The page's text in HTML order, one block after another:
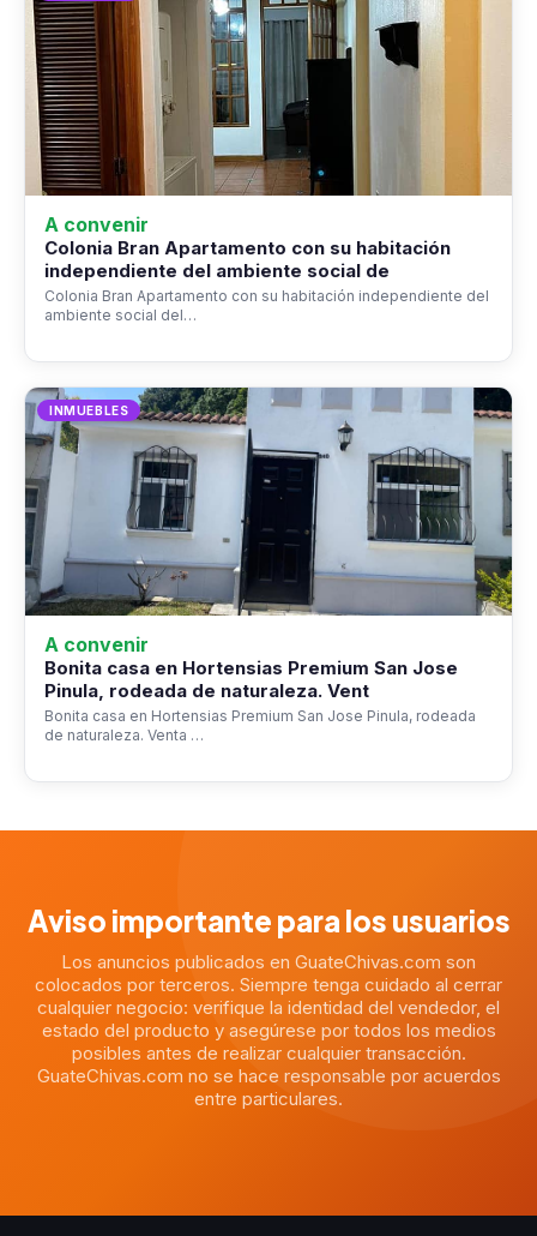
A convenir
Colonia Bran Apartamento con su habitación
independiente del ambiente social de
Colonia Bran Apartamento con su habitación independiente del
ambiente social del…
INMUEBLES
A convenir
Bonita casa en Hortensias Premium San Jose
Pinula, rodeada de naturaleza. Vent
Bonita casa en Hortensias Premium San Jose Pinula, rodeada
de naturaleza. Venta …
Aviso importante para los usuarios
Los anuncios publicados en GuateChivas.com son
colocados por terceros. Siempre tenga cuidado al cerrar
cualquier negocio: verifique la identidad del vendedor, el
estado del producto y asegúrese por todos los medios
posibles antes de realizar cualquier transacción.
GuateChivas.com no se hace responsable por acuerdos
entre particulares.